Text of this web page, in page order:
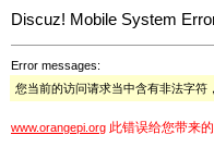
Discuz! Mobile System
Error messages:
您当前的访问请求当中含有非法字符
www.orangepi.org 此错误给您带来